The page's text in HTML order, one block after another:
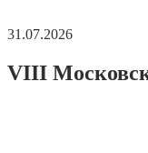
31.07.2026
VIII